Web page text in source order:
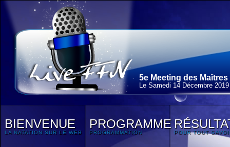
5e Meeting des
Le Samedi 14 Décembre 2019
BIENVENUE
LA NATATION SUR LE WEB
PROGRAMME
PROGRAMMATION POUR TOUT